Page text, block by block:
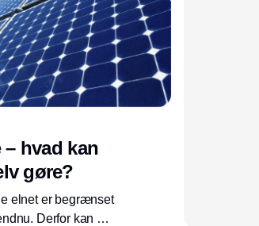
hvad kan
gøre?
elnet er begrænset
Derfor kan det